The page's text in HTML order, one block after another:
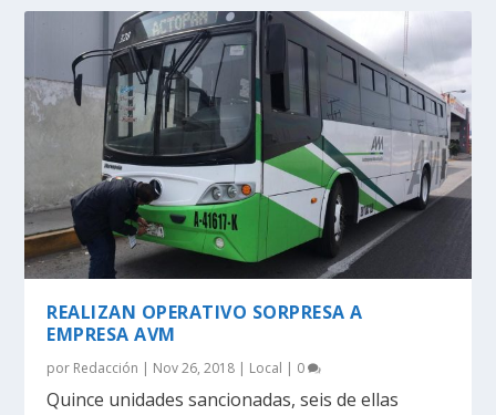
REALIZAN OPERATIVO SORPRESA A
EMPRESA AVM
por Redacción | Nov 26, 2018 | Local | 0
Quince unidades sancionadas, seis de ellas